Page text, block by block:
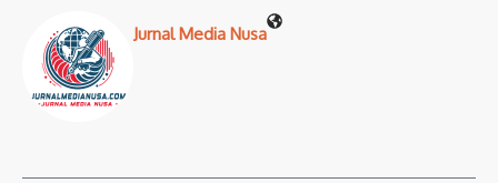
Jurnal Media Nusa